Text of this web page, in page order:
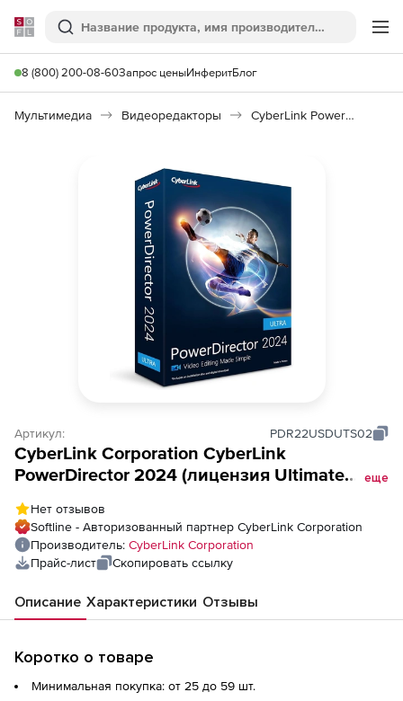
Softline
Поиск
8 (800) 200-08-60Запрос ценыИнферитБлог
Мультимедиа Видеоредакторы CyberLink PowerDirector 2024
Артикул: PDR22USDUTS02
CyberLink Corporation CyberLink
PowerDirector 2024 (лицензия Ultimate
еще
Нет отзывов
Softline - Авторизованный партнер CyberLink Corporation
Производитель: CyberLink Corporation
Прайс-лист
Скопировать ссылку
Описание Характеристики Отзывы
Коротко о товаре
Минимальная покупка: от 25 до 59 шт.